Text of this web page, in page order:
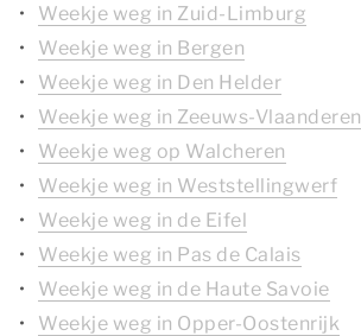
Weekje weg in Zuid-Limburg
Weekje weg in Bergen
Weekje weg in Den Helder
Weekje weg in Zeeuws-Vlaanderen
Weekje weg op Walcheren
Weekje weg in Weststellingwerf
Weekje weg in de Eifel
Weekje weg in Pas de Calais
Weekje weg in de Haute Savoie
Weekje weg in Opper-Oostenrijk